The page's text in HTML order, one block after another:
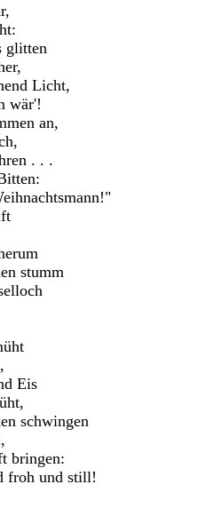
glitten
Licht,
wär'!
an,
. . .
stumm
Eis
schwingen
bringen:
froh und still!